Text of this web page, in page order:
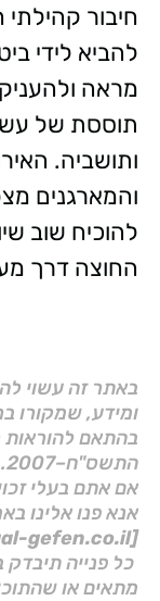
חיבור
להביא לידי
מראה
תוססת של
ותושביה.
והמארגנים
להוכיח שוב
החוצה דרך
באתר זה עשוי
ומידע, שמקורו
התשס"ח–2007.
אם אתם בעלי
אנא פנו אלינו
[Manager@gal-gefen.co.il]
כל פנייה תיבדק
מתאים או